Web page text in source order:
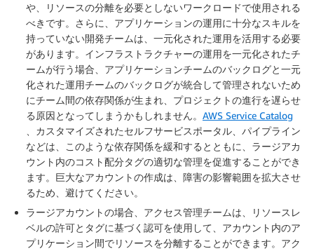
や、リソースの分離を必要としないワークロードで使用される
べきです。さらに、アプリケーションの運用に十分なスキルを
持っていない開発チームは、一元化された運用を活用する必要
があります。インフラストラクチャーの運用を一元化されたチ
ームが行う場合、アプリケーションチームのバックログと一元
化された運用チームのバックログが統合して管理されないため
にチーム間の依存関係が生まれ、プロジェクトの進行を遅らせ
る原因となってしまうかもしれません。 AWS Service Catalog
、カスタマイズされたセルフサービスポータル、パイプライン
などは、このような依存関係を緩和するとともに、ラージアカ
ウント内のコスト配分タグの適切な管理を促進することができ
ます。 巨大なアカウントの作成は、障害の影響範囲を拡大させ
るため、避けてください。
ラージアカウントの場合、アクセス管理チームは、リソースレ
ベルの許可とタグに基づく認可を使用して、アカウント内のア
プリケーション間でリソースを分離することができます。アク